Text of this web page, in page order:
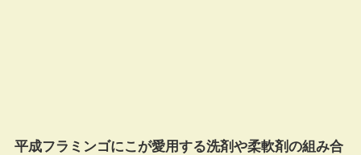
平成フラミンゴにこが愛用する洗剤や柔軟剤の組み合